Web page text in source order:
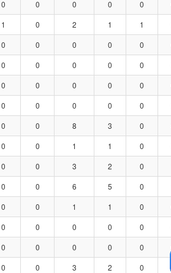
0 0 0 0 0
1 0 2 1 1
0 0 0 0 0
0 0 0 0 0
0 0 0 0 0
0 0 0 0 0
0 0 8 3 0
0 0 1 1 0
0 0 3 2 0
0 0 6 5 0
0 0 1 1 0
0 0 0 0 0
0 0 0 0 0
0 0 3 2 0